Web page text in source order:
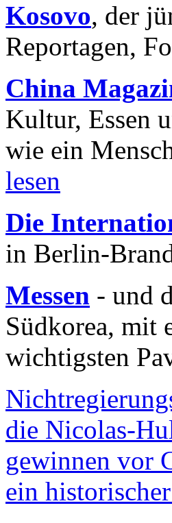
Kosovo, der
Reportagen,
China
Kultur, Essen
wie ein
lesen
Die
in Berlin-
Messen - und
Südkorea, mit
wichtigsten
die Nicolas-
gewinnen vor
ein